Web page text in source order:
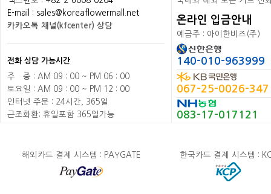
E-mail : sales@koreaflowermall.net
카카오톡 채널(kfcenter) 상담
전화 상담 가능시간
주
중 : AM 09 : 00 ~ PM 06 : 00
토요일 : AM 09 : 00 ~ PM 12 : 00
인터넷 주문 : 24시간, 365일
근조화환: 휴일포함 365일가능
온라인 입금안내
예금주 : 아이한비즈(주)
140-010-963999
067-25-0026-347
083-17-017121
해외카드 결제 시스템 : PAYGATE 한국카드 결제 시스템 :